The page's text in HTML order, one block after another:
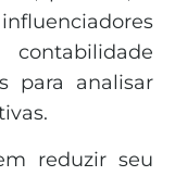
para analisar
reduzir seu